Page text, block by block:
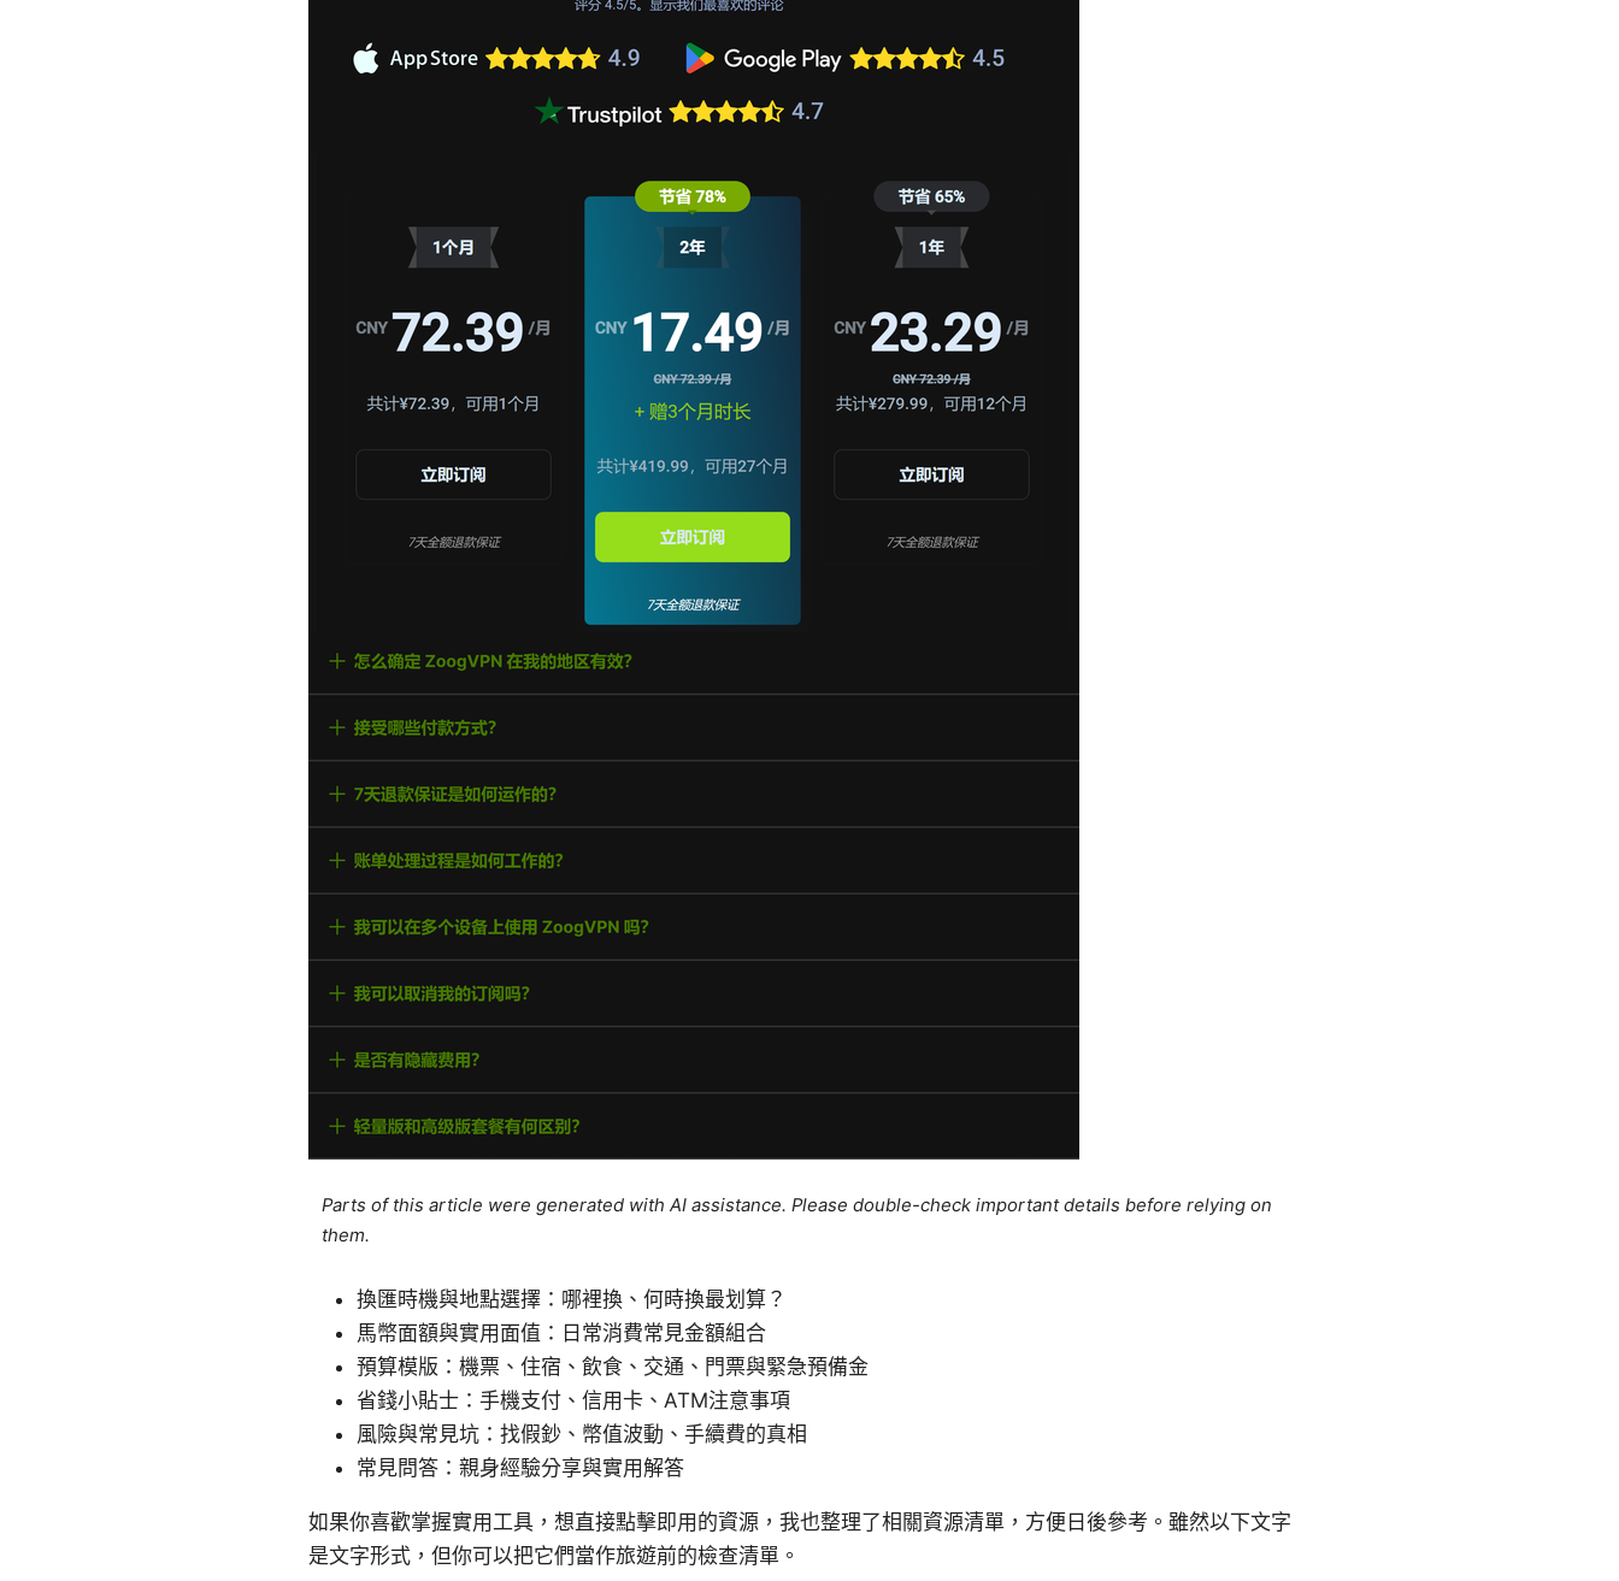
Parts of this article were generated with AI assistance. Please double-check important details before relying on
them.
換匯時機與地點選擇：哪裡換、何時換最划算？
馬幣面額與實用面值：日常消費常見金額組合
預算模版：機票、住宿、飲食、交通、門票與緊急預備金
省錢小貼士：手機支付、信用卡、ATM注意事項
風險與常見坑：找假鈔、幣值波動、手續費的真相
常見問答：親身經驗分享與實用解答
如果你喜歡掌握實用工具，想直接點擊即用的資源，我也整理了相關資源清單，方便日後參考。雖然以下文字
是文字形式，但你可以把它們當作旅遊前的檢查清單。